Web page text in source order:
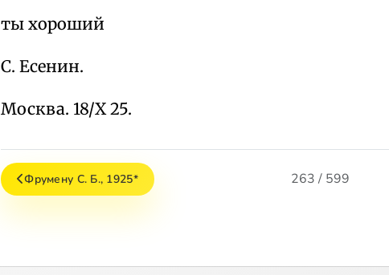
ты хороший
С. Есенин.
Москва. 18/X 25.
Фрумену С. Б., 1925* 263 / 599